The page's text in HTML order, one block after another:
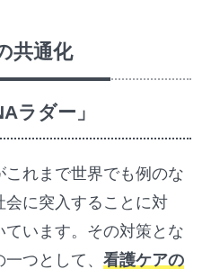
共通化
ラダー」
これまで世界でも例のな
に突入することに対
ています。その対策とな
一つとして、看護ケアの